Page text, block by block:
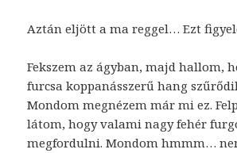
Aztán eljött a ma reggel… Ezt
Fekszem az ágyban, majd hallom,
furcsa koppanásszerű hang
Mondom megnézem már mi ez.
látom, hogy valami nagy fehér
megfordulni. Mondom hmmm…